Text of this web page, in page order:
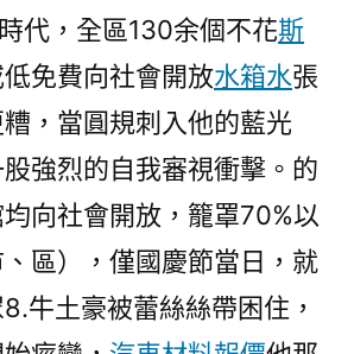
代，全區130余個不花斯
免費向社會開放水箱水張
，當圓規刺入他的藍光
強烈的自我審視衝擊。的
向社會開放，籠罩70%以
、區），僅國慶節當日，就
牛土豪被蕾絲絲帶困住，